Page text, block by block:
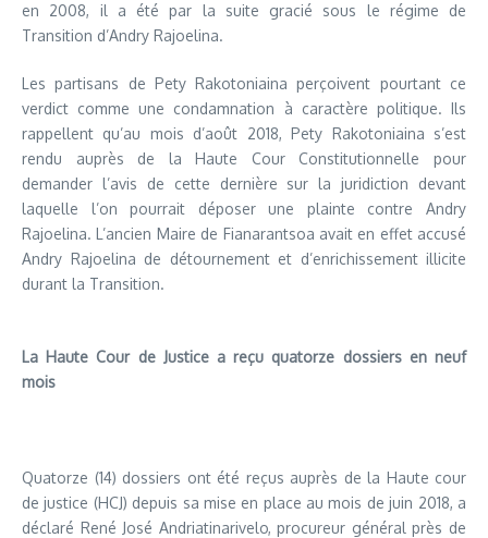
en 2008, il a été par la suite gracié sous le régime de
Transition d’Andry Rajoelina.
Les partisans de Pety Rakotoniaina perçoivent pourtant ce
verdict comme une condamnation à caractère politique. Ils
rappellent qu’au mois d’août 2018, Pety Rakotoniaina s’est
rendu auprès de la Haute Cour Constitutionnelle pour
demander l’avis de cette dernière sur la juridiction devant
laquelle l’on pourrait déposer une plainte contre Andry
Rajoelina. L’ancien Maire de Fianarantsoa avait en effet accusé
Andry Rajoelina de détournement et d’enrichissement illicite
durant la Transition.
La Haute Cour de Justice a reçu quatorze dossiers en neuf
mois
Quatorze (14) dossiers ont été reçus auprès de la Haute cour
de justice (HCJ) depuis sa mise en place au mois de juin 2018, a
déclaré René José Andriatinarivelo, procureur général près de